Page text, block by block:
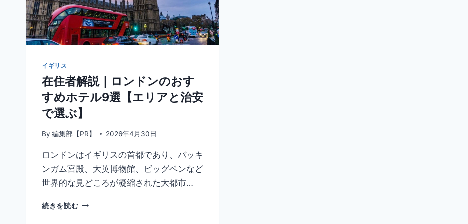
イギリス
在住者解説｜ロンドンのおす
すめホテル9選【エリアと治安
で選ぶ】
By 編集部【PR】 2026年4月30日
ロンドンはイギリスの首都であり、バッキ
ンガム宮殿、大英博物館、ビッグベンなど
世界的な見どころが凝縮された大都市…
続きを読む在